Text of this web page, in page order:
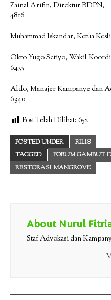
Zainal Arifin,
4816
Muhammad Iskandar,
Okto Yugo Setiyo, Wakil
6435
Aldo, Manajer Kampanye dan
6340
Post Telah Dilihat: 652
POSTED UNDER
RILIS
TAGGED
FORUM GAMBUT
RESTORASI MANGROVE
About Nurul
Staf Advokasi dan